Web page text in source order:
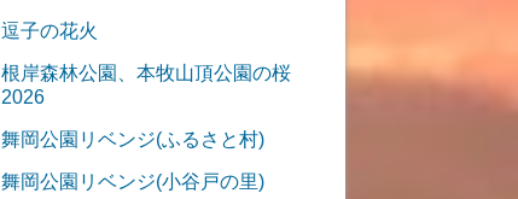
逗子の花火
根岸森林公園、本牧山頂公園の桜
2026
舞岡公園リベンジ(ふるさと村)
舞岡公園リベンジ(小谷戸の里)